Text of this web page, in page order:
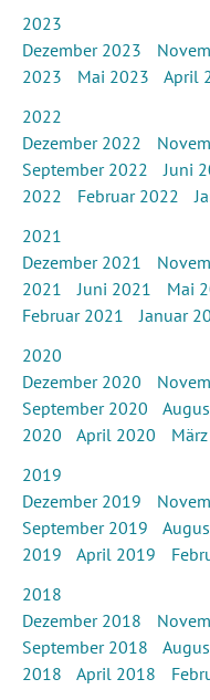
2023
Dezember 2023
2023
Mai 2023 April
2022
Dezember 2022
September 2022
Juni
2022
Februar 2022
2021
Dezember 2021
2021
Juni 2021 Mai
Februar 2021
Januar
2020
Dezember 2020
September 2020
2020
April 2020
2019
Dezember 2019
September 2019
2019
April 2019
2018
Dezember 2018
September 2018
2018
April 2018